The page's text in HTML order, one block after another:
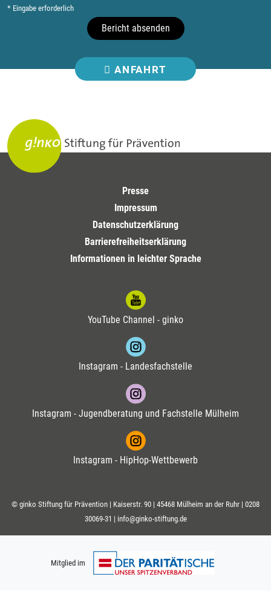
* Eingabe erforderlich
Bericht absenden
ANFAHRT
Presse
Impressum
Datenschutzerklärung
Barrierefreiheitserklärung
Informationen in leichter Sprache
YouTube Channel - ginko
Instagram - Landesfachstelle
Instagram - Jugendberatung und Fachstelle Mülheim
Instagram - HipHop-Wettbewerb
© ginko Stiftung für Prävention | Kaiserstr. 90 | 45468 Mülheim an der Ruhr | 0208
30069-31 | info@ginko-stiftung.de
Mitglied im